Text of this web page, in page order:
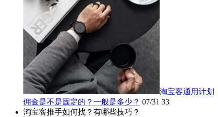
淘宝客通用计划
佣金是不是固定的？一般是多少？ 07/31 33
淘宝客推手如何找？有哪些技巧？